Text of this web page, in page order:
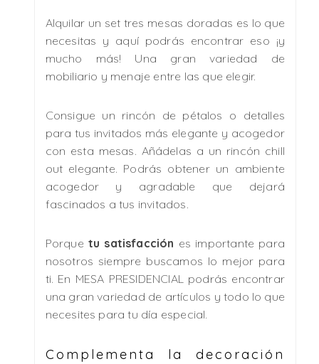
Alquilar un set tres mesas doradas es lo que
necesitas y aquí podrás encontrar eso ¡y
mucho más! Una gran variedad de
mobiliario y menaje entre las que elegir.
Consigue un rincón de pétalos o detalles
para tus invitados más elegante y acogedor
con esta mesas. Añádelas a un rincón chill
out elegante. Podrás obtener un ambiente
acogedor y agradable que dejará
fascinados a tus invitados.
Porque tu satisfacción es importante para
nosotros siempre buscamos lo mejor para
ti. En MESA PRESIDENCIAL podrás encontrar
una gran variedad de artículos y todo lo que
necesites para tu día especial.
Complementa la decoración